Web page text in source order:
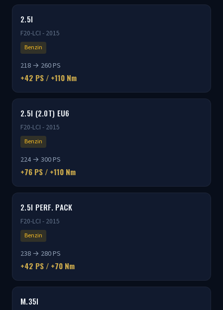
2.5I
F20-LCI - 2015
Benzin
218 → 260 PS
+42 PS / +110 Nm
2.5I (2.0T) EU6
F20-LCI - 2015
Benzin
224 → 300 PS
+76 PS / +110 Nm
2.5I PERF. PACK
F20-LCI - 2015
Benzin
238 → 280 PS
+42 PS / +70 Nm
M.35I